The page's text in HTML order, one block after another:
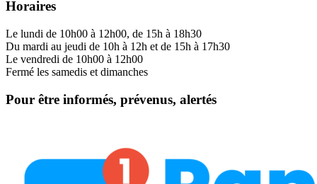
Horaires
Le lundi de 10h00 à 12h00, de 15h à 18h30
Du mardi au jeudi de 10h à 12h et de 15h à 17h30
Le vendredi de 10h00 à 12h00
Fermé les samedis et dimanches
Pour être informés, prévenus, alertés